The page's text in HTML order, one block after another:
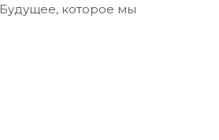
Будущее, которое мы